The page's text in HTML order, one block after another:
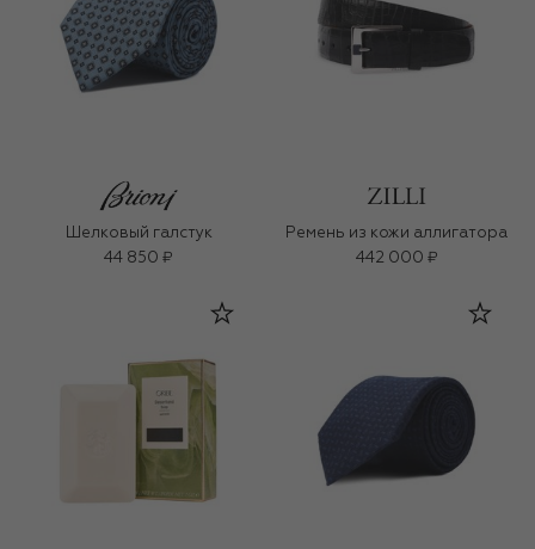
Шелковый галстук
44 850 ₽
Ремень из кожи аллигатора
442 000 ₽